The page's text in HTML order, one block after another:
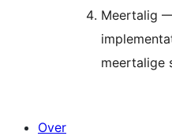
Meertalig
meertalige
Over